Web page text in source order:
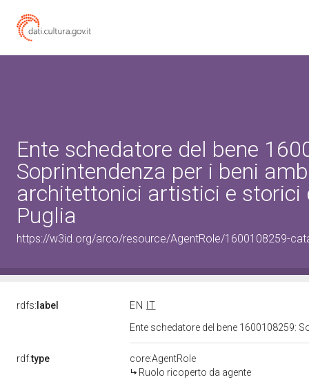
Ente schedatore del bene
Soprintendenza per i beni
architettonici artistici e storici
Puglia
https://w3id.org/arco/resource/AgentRole/1600108259-
rdfs: label EN
IT
Ente schedatore del bene 1600108259:
rdf:type
core:AgentRole
Ruolo ricoperto da agente